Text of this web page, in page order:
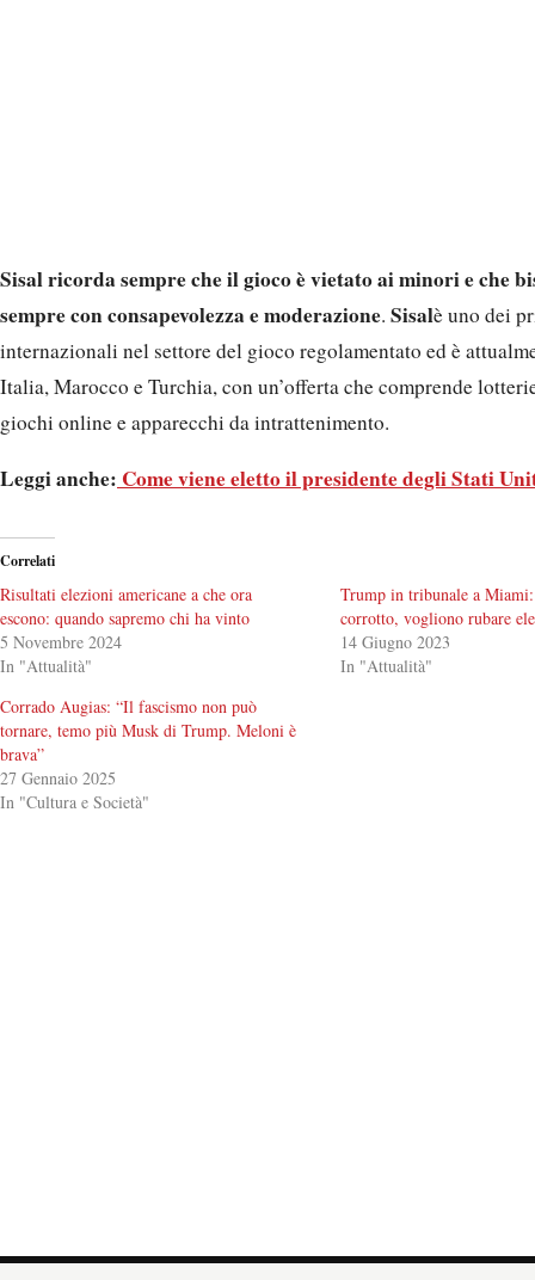
Sisal ricorda sempre che il gioco è vietato ai minori e che
sempre con consapevolezza e moderazione. Sisalè uno dei
internazionali nel settore del gioco regolamentato ed è
Italia, Marocco e Turchia, con un’offerta che comprende
giochi online e apparecchi da intrattenimento.
Leggi anche: Come viene eletto il presidente degli Stati
Correlati
Risultati elezioni americane a che ora
escono: quando sapremo chi ha vinto
5 Novembre 2024
In "Attualità"
Trump in tribunale a
corrotto, vogliono rubare
14 Giugno 2023
In "Attualità"
Corrado Augias: “Il fascismo non può
tornare, temo più Musk di Trump. Meloni è
brava”
27 Gennaio 2025
In "Cultura e Società"